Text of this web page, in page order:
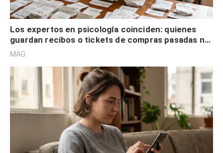
Los expertos en psicología coinciden: quienes
guardan recibos o tickets de compras pasadas no
son acumuladores, sino que tienen necesidad de
MAG.